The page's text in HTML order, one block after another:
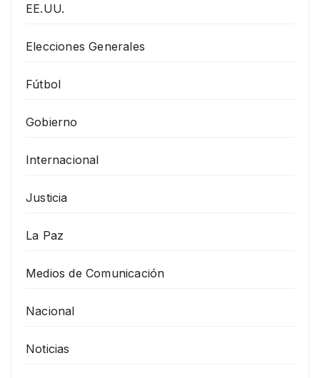
EE.UU.
Elecciones Generales
Fútbol
Gobierno
Internacional
Justicia
La Paz
Medios de Comunicación
Nacional
Noticias